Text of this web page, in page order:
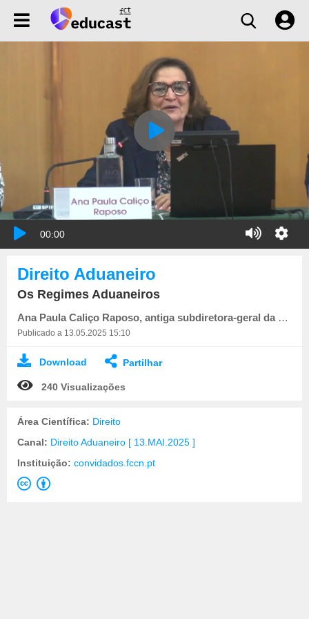
00:00
Direito Aduaneiro
Os Regimes Aduaneiros
Ana Paula Caliço Raposo, antiga subdiretora-geral da área de gestão aduaneira da ATA
Publicado a 13.05.2025 15:10
Download Partilhar
240 Visualizações
Área Científica: Direito
Canal: Direito Aduaneiro [ 13.MAI.2025 ]
Instituição: convidados.fccn.pt